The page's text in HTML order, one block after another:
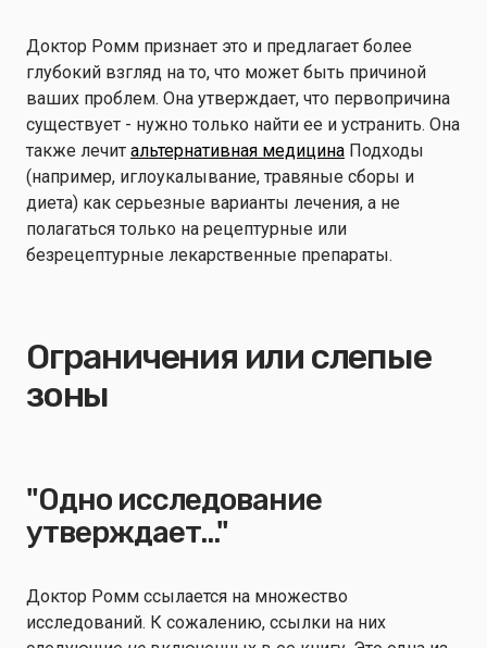
Доктор Ромм признает это и предлагает более
глубокий взгляд на то, что может быть причиной
ваших проблем. Она утверждает, что первопричина
существует - нужно только найти ее и устранить. Она
также лечит альтернативная медицина Подходы
(например, иглоукалывание, травяные сборы и
диета) как серьезные варианты лечения, а не
полагаться только на рецептурные или
безрецептурные лекарственные препараты.
Ограничения или слепые
зоны
"Одно исследование
утверждает..."
Доктор Ромм ссылается на множество
исследований. К сожалению, ссылки на них